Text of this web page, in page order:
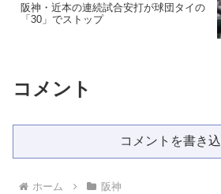
阪神・近本の連続試合安打が球団タイの
「30」でストップ
コメント
コメントを書き
ホーム 阪神